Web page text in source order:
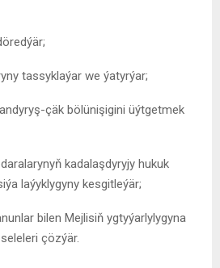
tassyklaýar we ýatyrýar;
çäk bölünişigini üýtgetmek
kadalaşdyryjy hukuk
laýyklygyny kesgitleýär;
bilen Mejlisiň ygtyýarlylygyna
çözýär.